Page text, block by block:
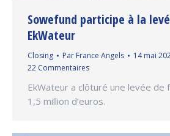
Sowefund participe à la
EkWateur
Closing Par France Angels
14 mai
22 Commentaires
EkWateur a clôturé une levée de
1,5 million d’euros.